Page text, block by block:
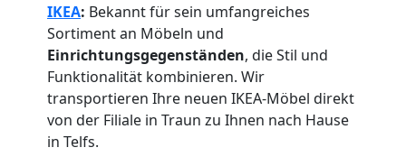
IKEA: Bekannt für sein umfangreiches
Sortiment an Möbeln und
Einrichtungsgegenständen, die Stil und
Funktionalität kombinieren. Wir
transportieren Ihre neuen IKEA-Möbel direkt
von der Filiale in Traun zu Ihnen nach Hause
in Telfs.